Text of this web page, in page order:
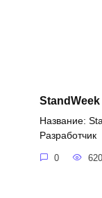
StandWeek
Название:
Разработчик
0 620